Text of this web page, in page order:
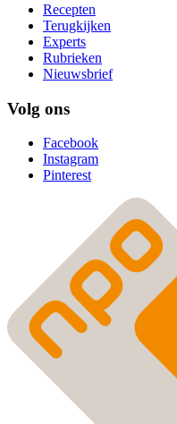
Recepten
Terugkijken
Experts
Rubrieken
Nieuwsbrief
Volg ons
Facebook
Instagram
Pinterest